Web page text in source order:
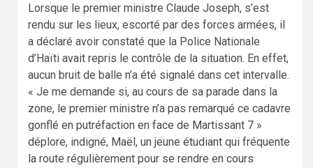
Lorsque le premier ministre Claude Joseph, s’est
rendu sur les lieux, escorté par des forces armées, il
a déclaré avoir constaté que la Police Nationale
d’Haïti avait repris le contrôle de la situation. En effet,
aucun bruit de balle n’a été signalé dans cet intervalle.
« Je me demande si, au cours de sa parade dans la
zone, le premier ministre n’a pas remarqué ce cadavre
gonflé en putréfaction en face de Martissant 7 »
déplore, indigné, Maël, un jeune étudiant qui fréquente
la route régulièrement pour se rendre en cours